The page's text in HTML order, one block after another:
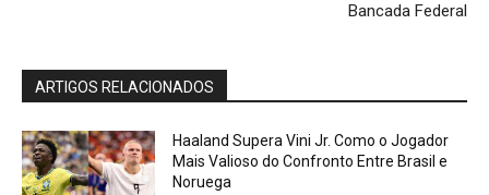
Bancada Federal
ARTIGOS RELACIONADOS
Haaland Supera Vini Jr. Como o Jogador
Mais Valioso do Confronto Entre Brasil e
Noruega